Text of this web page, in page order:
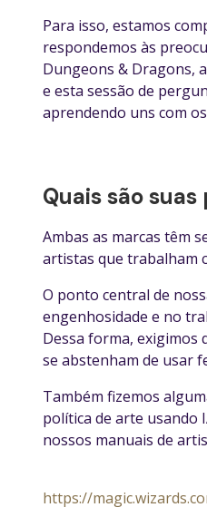
Para isso, estamos
respondemos às
Dungeons & Dragons,
e esta sessão de
aprendendo uns com
Quais são
Ambas as marcas têm
artistas que trabalham
O ponto central de
engenhosidade e no
Dessa forma, exigimos
se abstenham de usar
Também fizemos
política de arte usando
nossos manuais de
https://